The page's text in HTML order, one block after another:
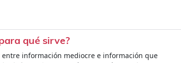
qué sirve?
información mediocre e información que